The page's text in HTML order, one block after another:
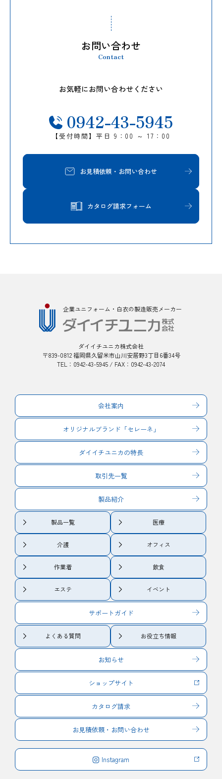
お問い合わせ
Contact
お気軽にお問い合わせください
0942-43-5945
【受付時間】平日 9：00 ～ 17：00
お見積依頼・お問い合わせ
カタログ請求フォーム
企業ユニフォーム・白衣の製造販売メーカー
ダイイチユニカ株式会社
〒839-0812 福岡県久留米市山川安居野3丁目6番34号
TEL：0942-43-5945 / FAX：0942-43-2074
会社案内
オリジナルブランド「セレーネ」
ダイイチユニカの特長
取引先一覧
製品紹介
製品一覧 医療
介護 オフィス
作業着 飲食
エステ イベント
サポートガイド
よくある質問 お役立ち情報
お知らせ
ショップサイト
カタログ請求
お見積依頼・お問い合わせ
Instagram